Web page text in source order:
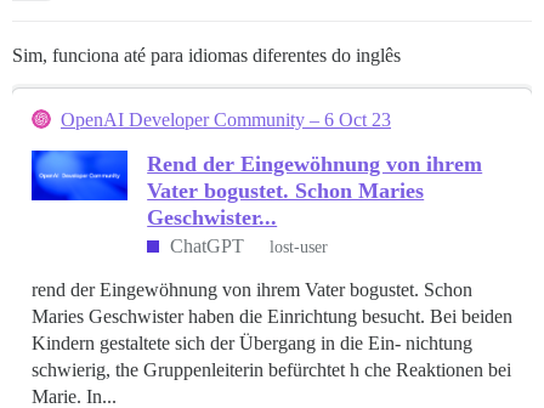
Sim, funciona até para idiomas diferentes do inglês
OpenAI Developer Community – 6 Oct 23
Rend der Eingewöhnung von ihrem
Vater bogustet. Schon Maries
Geschwister...
ChatGPT lost-user
rend der Eingewöhnung von ihrem Vater bogustet. Schon
Maries Geschwister haben die Einrichtung besucht. Bei beiden
Kindern gestaltete sich der Übergang in die Ein- nichtung
schwierig, the Gruppenleiterin befürchtet h che Reaktionen bei
Marie. In...